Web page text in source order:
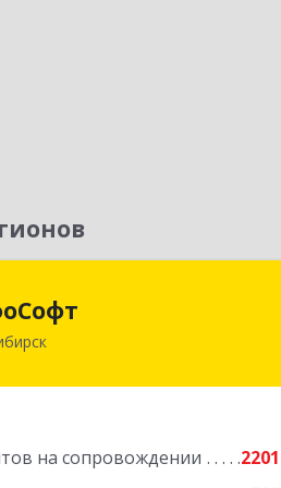
на сопровождении
2201
630091, Новосибирская обл,